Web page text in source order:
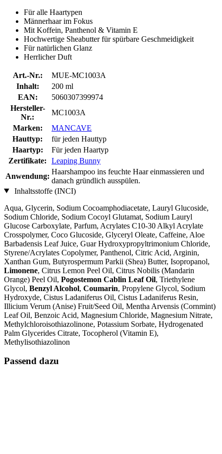
Für alle Haartypen
Männerhaar im Fokus
Mit Koffein, Panthenol & Vitamin E
Hochwertige Sheabutter für spürbare Geschmeidigkeit
Für natürlichen Glanz
Herrlicher Duft
Art.-Nr.:
MUE-MC1003A
Inhalt:
200 ml
EAN:
5060307399974
Hersteller-
Nr.:
MC1003A
Marken:
MANCAVE
Hauttyp:
für jeden Hauttyp
Haartyp:
Für jeden Haartyp
Zertifikate:
Leaping Bunny
Anwendung:
Haarshampoo ins feuchte Haar einmassieren und
danach gründlich ausspülen.
Inhaltsstoffe (INCI)
Aqua, Glycerin, Sodium Cocoamphodiacetate, Lauryl Glucoside,
Sodium Chloride, Sodium Cocoyl Glutamat, Sodium Lauryl
Glucose Carboxylate, Parfum, Acrylates C10-30 Alkyl Acrylate
Crosspolymer, Coco Glucoside, Glyceryl Oleate, Caffeine, Aloe
Barbadensis Leaf Juice, Guar Hydroxypropyltrimonium Chloride,
Styrene/Acrylates Copolymer, Panthenol, Citric Acid, Arginin,
Xanthan Gum, Butyrospermum Parkii (Shea) Butter, Isopropanol,
Limonene, Citrus Lemon Peel Oil, Citrus Nobilis (Mandarin
Orange) Peel Oil, Pogostemon Cablin Leaf Oil, Triethylene
Glycol, Benzyl Alcohol, Coumarin, Propylene Glycol, Sodium
Hydroxyde, Cistus Ladaniferus Oil, Cistus Ladaniferus Resin,
Illicium Verum (Anise) Fruit/Seed Oil, Mentha Arvensis (Cornmint)
Leaf Oil, Benzoic Acid, Magnesium Chloride, Magnesium Nitrate,
Methylchloroisothiazolinone, Potassium Sorbate, Hydrogenated
Palm Glycerides Citrate, Tocopherol (Vitamin E),
Methylisothiazolinon
Passend dazu